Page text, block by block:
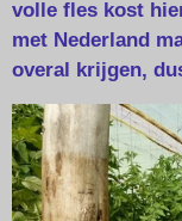
volle fles kost
met Nederland
overal krijgen,